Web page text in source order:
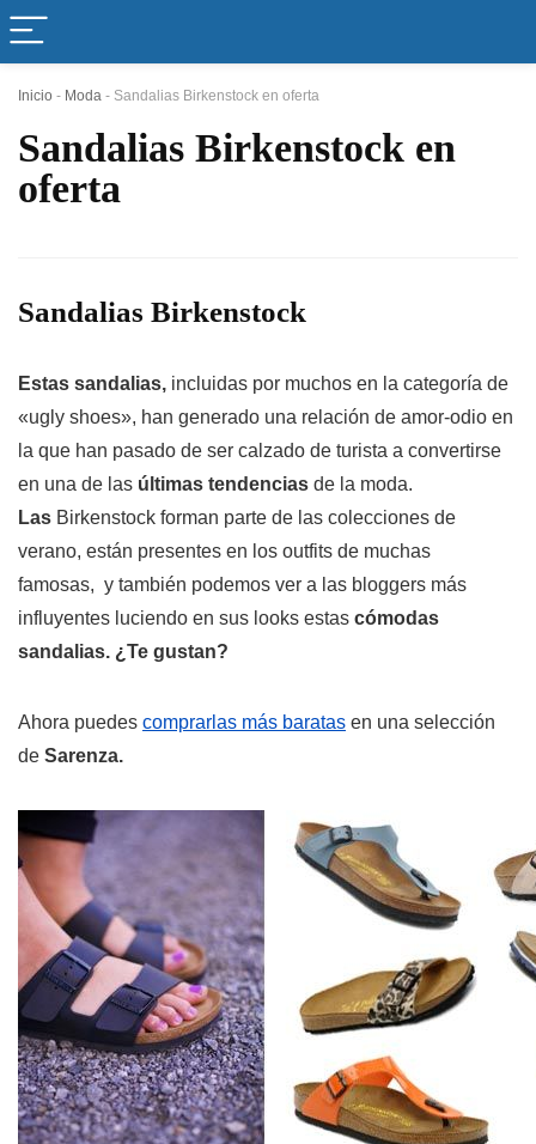
Inicio - Moda - Sandalias Birkenstock en oferta
Sandalias Birkenstock en
oferta
Sandalias Birkenstock
Estas sandalias, incluidas por muchos en la categoría de
«ugly shoes», han generado una relación de amor-odio en
la que han pasado de ser calzado de turista a convertirse
en una de las últimas tendencias de la moda.
Las Birkenstock forman parte de las colecciones de
verano, están presentes en los outfits de muchas
famosas, y también podemos ver a las bloggers más
influyentes luciendo en sus looks estas cómodas
sandalias. ¿Te gustan?
Ahora puedes comprarlas más baratas en una selección
de Sarenza.